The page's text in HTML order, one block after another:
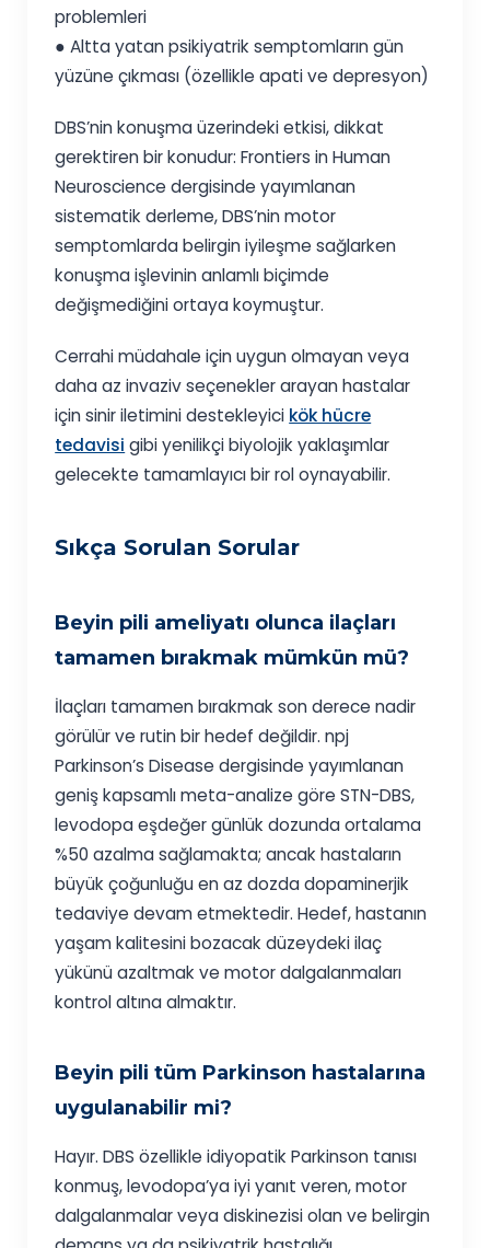
problemleri
● Altta yatan psikiyatrik semptomların gün
yüzüne çıkması (özellikle apati ve depresyon)
DBS’nin konuşma üzerindeki etkisi, dikkat
gerektiren bir konudur: Frontiers in Human
Neuroscience dergisinde yayımlanan
sistematik derleme, DBS’nin motor
semptomlarda belirgin iyileşme sağlarken
konuşma işlevinin anlamlı biçimde
değişmediğini ortaya koymuştur.
Cerrahi müdahale için uygun olmayan veya
daha az invaziv seçenekler arayan hastalar
için sinir iletimini destekleyici kök hücre
tedavisi gibi yenilikçi biyolojik yaklaşımlar
gelecekte tamamlayıcı bir rol oynayabilir.
Sıkça Sorulan Sorular
Beyin pili ameliyatı olunca ilaçları
tamamen bırakmak mümkün mü?
İlaçları tamamen bırakmak son derece nadir
görülür ve rutin bir hedef değildir. npj
Parkinson’s Disease dergisinde yayımlanan
geniş kapsamlı meta-analize göre STN-DBS,
levodopa eşdeğer günlük dozunda ortalama
%50 azalma sağlamakta; ancak hastaların
büyük çoğunluğu en az dozda dopaminerjik
tedaviye devam etmektedir. Hedef, hastanın
yaşam kalitesini bozacak düzeydeki ilaç
yükünü azaltmak ve motor dalgalanmaları
kontrol altına almaktır.
Beyin pili tüm Parkinson hastalarına
uygulanabilir mi?
Hayır. DBS özellikle idiyopatik Parkinson tanısı
konmuş, levodopa’ya iyi yanıt veren, motor
dalgalanmalar veya diskinezisi olan ve belirgin